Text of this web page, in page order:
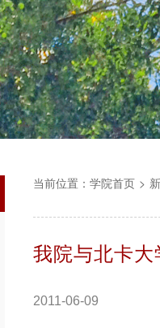
当前位置： 学院首页 >
我院与北卡
2011-06-09